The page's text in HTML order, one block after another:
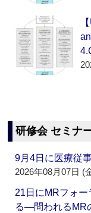
研修会 セミナ
9月4日に医療従
2026年08月07日 (
21日にMRフォー
る―問われるMR